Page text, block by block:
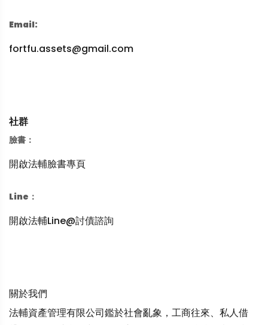
Email:
fortfu.assets@gmail.com
社群
臉書：
開啟法輔臉書專頁
Line：
開啟法輔Line@討債諮詢
關於我們
法輔資產管理有限公司鑑於社會亂象，工商往來、私人借